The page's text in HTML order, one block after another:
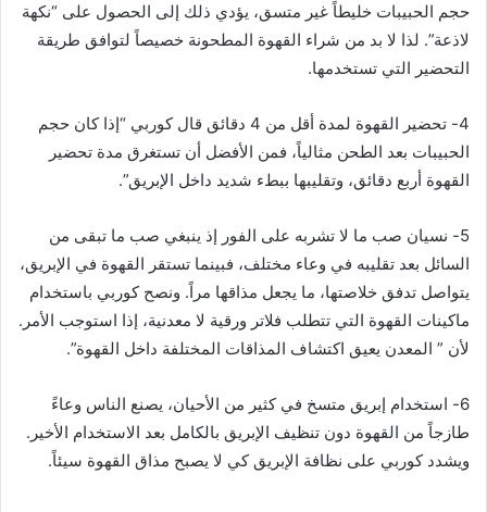
حجم الحبيبات خليطاً غير متسق، يؤدي ذلك إلى الحصول على “نكهة
لاذعة”. لذا لا بد من شراء القهوة المطحونة خصيصاً لتوافق طريقة
التحضير التي تستخدمها.
4- تحضير القهوة لمدة أقل من 4 دقائق قال كوربي “إذا كان حجم
الحبيبات بعد الطحن مثالياً، فمن الأفضل أن تستغرق مدة تحضير
القهوة أربع دقائق، وتقليبها ببطء شديد داخل الإبريق”.
5- نسيان صب ما لا تشربه على الفور إذ ينبغي صب ما تبقى من
السائل بعد تقليبه في وعاء مختلف، فبينما تستقر القهوة في الإبريق،
يتواصل تدفق خلاصتها، ما يجعل مذاقها مراً. ونصح كوربي باستخدام
ماكينات القهوة التي تتطلب فلاتر ورقية لا معدنية، إذا استوجب الأمر.
لأن ” المعدن يعيق اكتشاف المذاقات المختلفة داخل القهوة”.
6- استخدام إبريق متسخ في كثير من الأحيان، يصنع الناس وعاءً
طازجاً من القهوة دون تنظيف الإبريق بالكامل بعد الاستخدام الأخير.
ويشدد كوربي على نظافة الإبريق كي لا يصبح مذاق القهوة سيئاً.